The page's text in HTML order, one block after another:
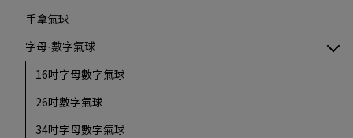
手拿氣球
字母·數字氣球
16吋字母數字氣球
26吋數字氣球
34吋字母數字氣球